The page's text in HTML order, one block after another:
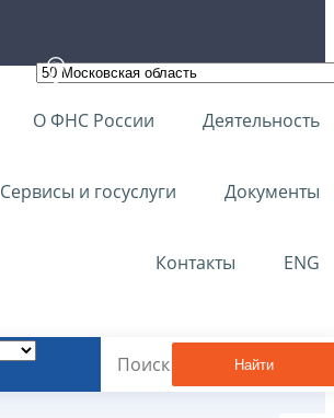
О ФНС России Деятельность
Сервисы и госуслуги Документы
Контакты ENG
Найти